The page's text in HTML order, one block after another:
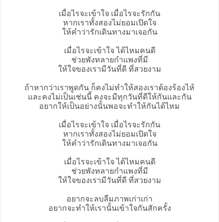
เมื่อไรจะเข้าใจ เมื่อไรจะรักกัน
หากเราทั้งสองไม่ยอมเปิดใจ
ให้คำว่ารักเดินทางมาเจอกัน
เมื่อไรจะเข้าใจ ได้ไหมคนดี
ช่วยพังทลายกำแพงที่มี
ให้ใจของเรามีวันที่ดี ที่สวยงาม
ถ้าหากว่าเราพูดกัน ก็คงไม่ทำให้สองเราต้องร้องไห้
และคงไม่เป็นเช่นนี้ คงจะมีทุกวันที่ดีให้กันและกัน
อยากให้เป็นอย่างนั้นพอจะทำให้กันได้ไหม
เมื่อไรจะเข้าใจ เมื่อไรจะรักกัน
หากเราทั้งสองไม่ยอมเปิดใจ
ให้คำว่ารักเดินทางมาเจอกัน
เมื่อไรจะเข้าใจ ได้ไหมคนดี
ช่วยพังทลายกำแพงที่มี
ให้ใจของเรามีวันที่ดี ที่สวยงาม
อยากจะลบลืมภาพเก่าเก่า
อยากจะทำให้เรานั้นเข้าใจกันสักครั้ง